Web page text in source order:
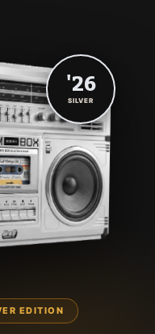
EDITION
'26
SILVER